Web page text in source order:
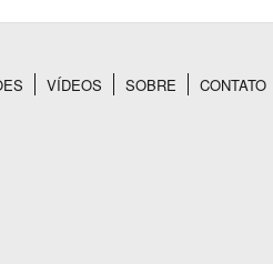
VÍDEOS SOBRE CONTATO